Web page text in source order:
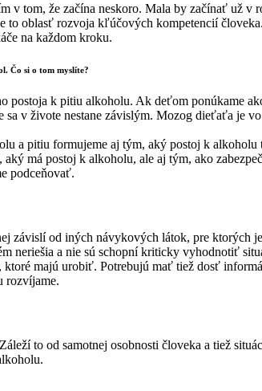
v tom, že začína neskoro. Mala by začínať už
oblasť rozvoja kľúčových kompetencií
na každom kroku.
Čo si o tom myslíte?
k pitiu alkoholu. Ak deťom ponúkame
sa v živote nestane závislým. Mozog dieťaťa
a pitiu formujeme aj tým, aký postoj k alkoholu
má postoj k alkoholu, ale aj tým, ako
podceňovať.
od iných návykových látok, pre ktorých
a nie sú schopní kriticky vyhodnotiť
majú urobiť. Potrebujú mať tiež dosť
rozvíjame.
to od samotnej osobnosti človeka a tiež